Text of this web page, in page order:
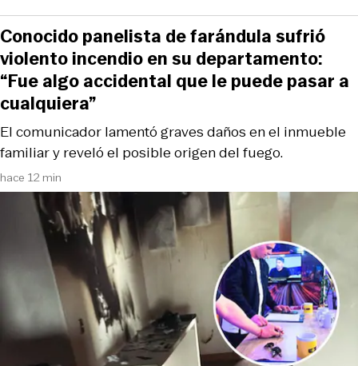
hace 12 min
El comunicador lamentó graves daños en el inmueble
familiar y reveló el posible origen del fuego.
Conocido panelista de farándula sufrió
violento incendio en su departamento:
“Fue algo accidental que le puede pasar a
cualquiera”